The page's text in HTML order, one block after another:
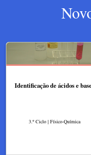
Identificação de ácidos e
3.º Ciclo | Físico-Química